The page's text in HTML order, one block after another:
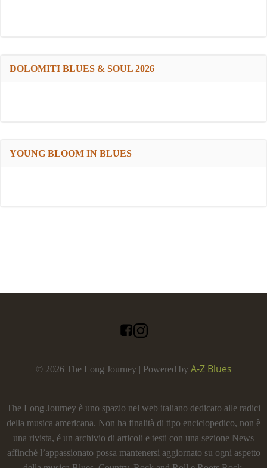
DOLOMITI BLUES & SOUL 2026
YOUNG BLOOM IN BLUES
© 2026 The Long Journey | Powered by A-Z Blues
The Long Journey è uno spazio nel web italiano dedicato alle radici
della musica americana. Non ha finalità di tipo enciclopedico, non è
una rivista, é un archivio di articoli e testi con una sezione News
affinché l’appassionato possa mantenersi aggiornato su ogni aspetto